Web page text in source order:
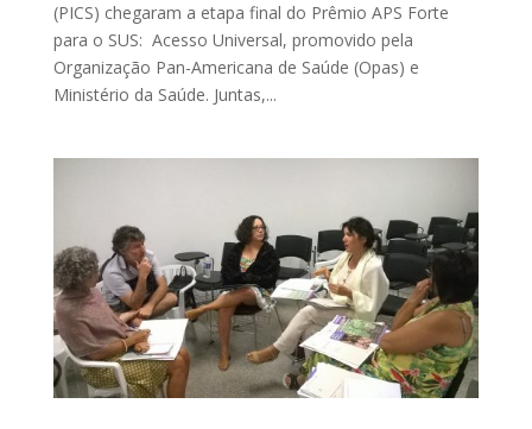
(PICS) chegaram a etapa final do Prêmio APS Forte
para o SUS: Acesso Universal, promovido pela
Organização Pan-Americana de Saúde (Opas) e
Ministério da Saúde. Juntas,...